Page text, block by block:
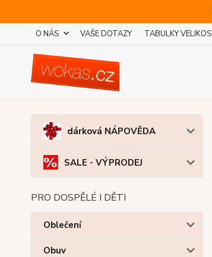
O NÁS VAŠE DOTAZY TABULKY
dárková NÁPOVĚDA
SALE - VÝPRODEJ
PRO DOSPĚLÉ I DĚTI
Oblečení
Obuv